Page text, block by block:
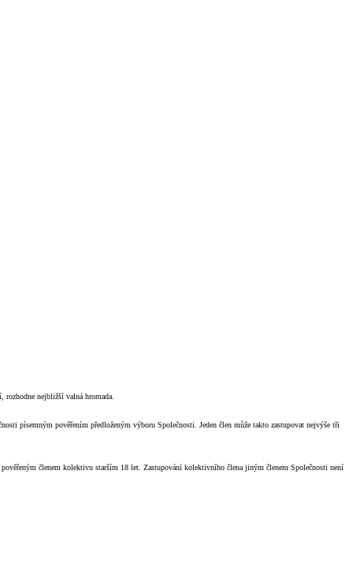
nejbližší valná hromada.
písemným pověřením předloženým výboru Společnosti. Jeden člen může takto zastupovat nejvýše tři
členem kolektivu starším 18 let. Zastupování kolektivního člena jiným členem Společnosti není